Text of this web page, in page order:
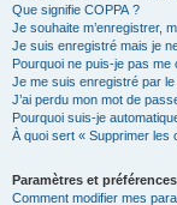
Que signifie COPPA ?
Je souhaite m’enregistrer,
Je suis enregistré mais je
Pourquoi ne puis-je pas me
Je me suis enregistré par
J’ai perdu mon mot de
Pourquoi suis-je
À quoi sert « Supprimer les
Paramètres et
Comment modifier mes